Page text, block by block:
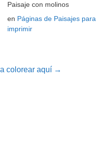
Paisaje con molinos
en Páginas de Paisajes para
imprimir
colorear aquí →